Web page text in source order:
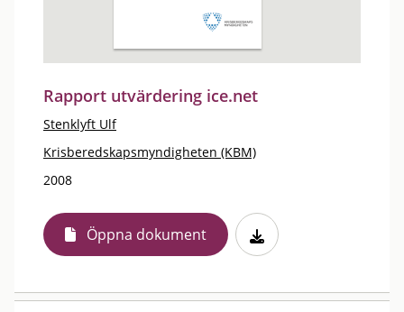
Rapport utvärdering ice.net
Stenklyft Ulf
Krisberedskapsmyndigheten (KBM)
2008
Öppna dokument